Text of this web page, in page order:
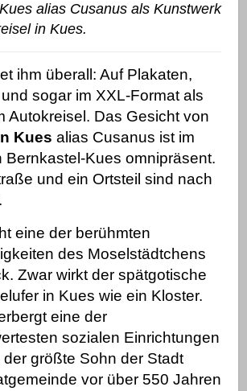
alias Cusanus als Kunstwerk
in Kues.
ihm überall: Auf Plakaten,
sogar im XXL-Format als
Autokreisel. Das Gesicht von
Kues alias Cusanus ist im
Bernkastel-Kues omnipräsent.
und ein Ortsteil sind nach
eine der berühmten
des Moselstädtchens
Zwar wirkt der spätgotische
in Kues wie ein Kloster.
eine der
sozialen Einrichtungen
größte Sohn der Stadt
vor über 550 Jahren